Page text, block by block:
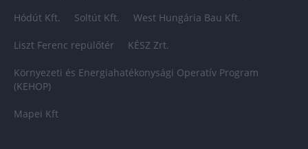
Hódút Kft. Soltút Kft. West Hungária Bau Kft.
Liszt Ferenc repülőtér KÉSZ Zrt.
Környezeti és Energiahatékonysági Operatív Program
(KEHOP)
Mapei Kft